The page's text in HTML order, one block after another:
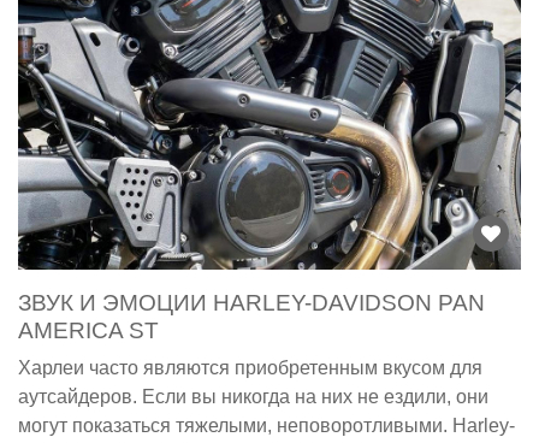
ЗВУК И ЭМОЦИИ HARLEY-DAVIDSON PAN
AMERICA ST
Харлеи часто являются приобретенным вкусом для
аутсайдеров. Если вы никогда на них не ездили, они
могут показаться тяжелыми, неповоротливыми. Harley-